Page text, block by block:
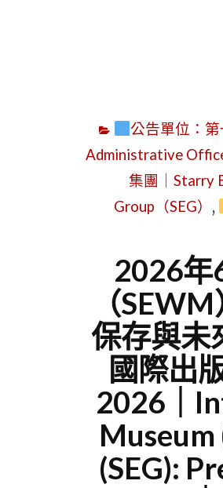
公告單位：
Administrative
集團｜Starry
Group（SEG） ,
2026年
（
保存與未
國際出
2026｜
(SEG):